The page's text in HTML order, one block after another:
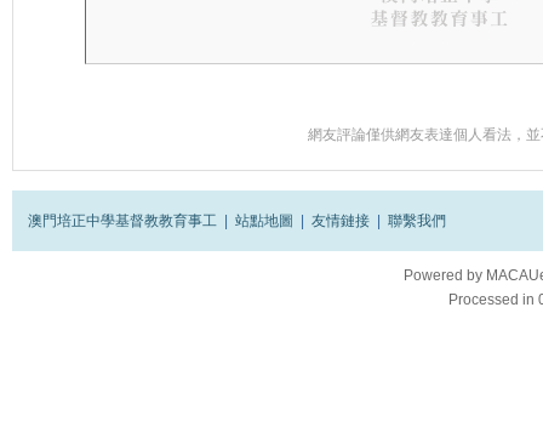
網友評論僅供網友表達個人看法，
澳門培正中學基督教教育事工 站點地圖 友情鏈接 聯繫我們
Powered by
Processed in